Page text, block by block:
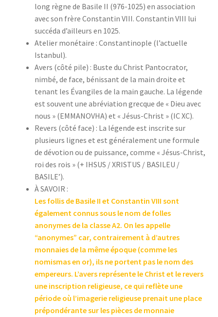
long règne de Basile II (976-1025) en association
avec son frère Constantin VIII. Constantin VIII lui
succéda d’ailleurs en 1025.
Atelier monétaire : Constantinople (l’actuelle
Istanbul).
Avers (côté pile) : Buste du Christ Pantocrator,
nimbé, de face, bénissant de la main droite et
tenant les Évangiles de la main gauche. La légende
est souvent une abréviation grecque de « Dieu avec
nous » (EMMANOVHA) et « Jésus-Christ » (IC XC).
Revers (côté face) : La légende est inscrite sur
plusieurs lignes et est généralement une formule
de dévotion ou de puissance, comme « Jésus-Christ,
roi des rois » (+ IHSUS / XRISTUS / BASILEU /
BASILE’).
À SAVOIR :
Les follis de Basile II et Constantin VIII sont
également connus sous le nom de folles
anonymes de la classe A2. On les appelle
“anonymes” car, contrairement à d’autres
monnaies de la même époque (comme les
nomismas en or), ils ne portent pas le nom des
empereurs. L’avers représente le Christ et le revers
une inscription religieuse, ce qui reflète une
période où l’imagerie religieuse prenait une place
prépondérante sur les pièces de monnaie